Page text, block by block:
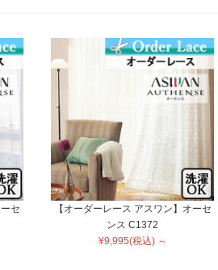
セ
【オーダーレース アスワン】オーセ
ンス C1372
¥9,995(税込) ～